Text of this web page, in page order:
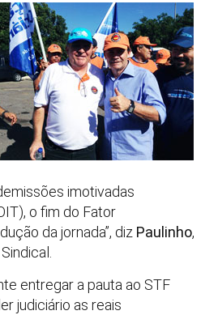
imotivadas
o fim do Fator
da jornada”, diz Paulinho,
entregar a pauta ao STF
judiciário as reais